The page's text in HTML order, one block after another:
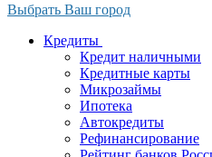
Выбрать Ваш город
Кредиты
Кредит наличными
Кредитные карты
Микрозаймы
Ипотека
Автокредиты
Рефинансирование